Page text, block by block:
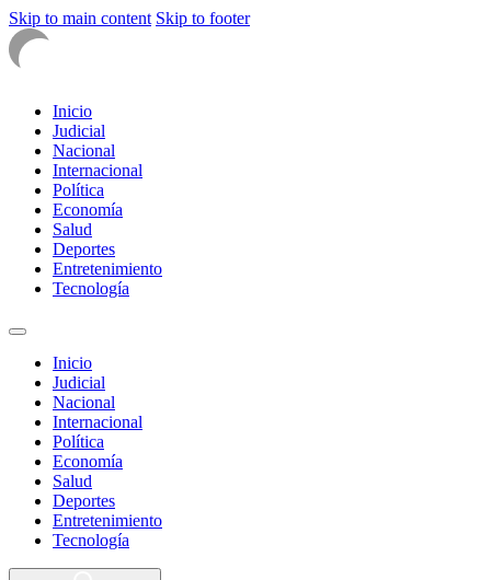
Skip to main content Skip to footer
Inicio
Judicial
Nacional
Internacional
Política
Economía
Salud
Deportes
Entretenimiento
Tecnología
Inicio
Judicial
Nacional
Internacional
Política
Economía
Salud
Deportes
Entretenimiento
Tecnología